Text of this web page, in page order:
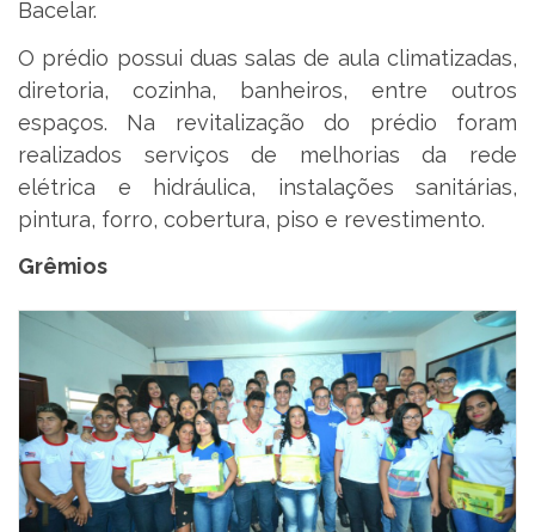
Bacelar.
O prédio possui duas salas de aula climatizadas,
diretoria, cozinha, banheiros, entre outros
espaços. Na revitalização do prédio foram
realizados serviços de melhorias da rede
elétrica e hidráulica, instalações sanitárias,
pintura, forro, cobertura, piso e revestimento.
Grêmios